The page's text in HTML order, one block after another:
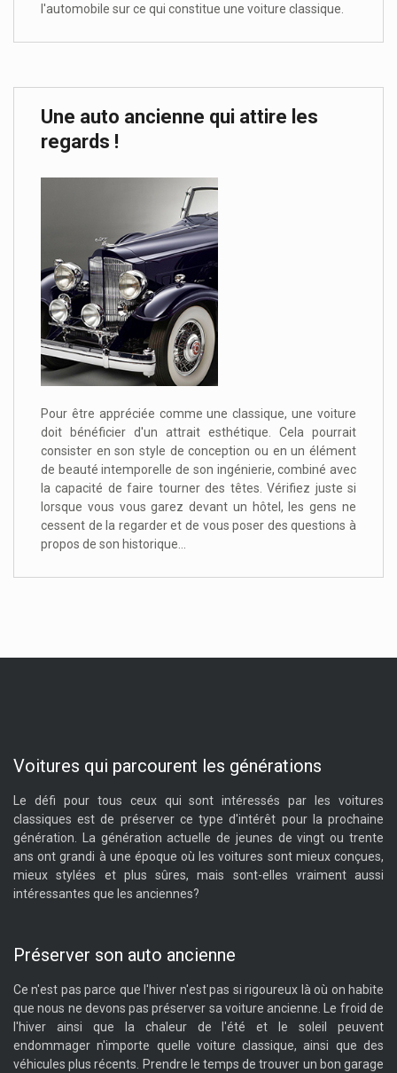
l'automobile sur ce qui constitue une voiture classique.
Une auto ancienne qui attire les
regards !
Pour être appréciée comme une classique, une voiture
doit bénéficier d'un attrait esthétique. Cela pourrait
consister en son style de conception ou en un élément
de beauté intemporelle de son ingénierie, combiné avec
la capacité de faire tourner des têtes. Vérifiez juste si
lorsque vous vous garez devant un hôtel, les gens ne
cessent de la regarder et de vous poser des questions à
propos de son historique...
Voitures qui parcourent les générations
Le défi pour tous ceux qui sont intéressés par les voitures
classiques est de préserver ce type d'intérêt pour la prochaine
génération. La génération actuelle de jeunes de vingt ou trente
ans ont grandi à une époque où les voitures sont mieux conçues,
mieux stylées et plus sûres, mais sont-elles vraiment aussi
intéressantes que les anciennes?
Préserver son auto ancienne
Ce n'est pas parce que l'hiver n'est pas si rigoureux là où on habite
que nous ne devons pas préserver sa voiture ancienne. Le froid de
l'hiver ainsi que la chaleur de l'été et le soleil peuvent
endommager n'importe quelle voiture classique, ainsi que des
véhicules plus récents. Prendre le temps de trouver un bon garage